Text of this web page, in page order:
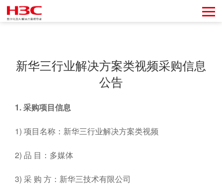
新华三行业解决方案类视频采购信息
公告
1.采购项目信息
1) 项目名称：新华三行业解决方案类视频
2) 品 目：多媒体
3) 采 购 方：新华三技术有限公司